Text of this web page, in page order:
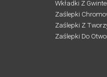
Wkładki Z
Zaślepki
Zaślepki Z
Zaślepki Do